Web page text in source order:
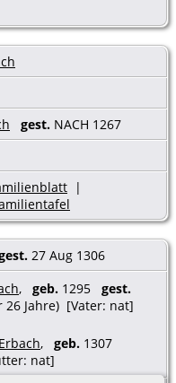
gest. NACH 1267
|
27 Aug 1306
, geb. 1295 gest.
26 Jahre) [Vater: nat]
, geb. 1307
nat]